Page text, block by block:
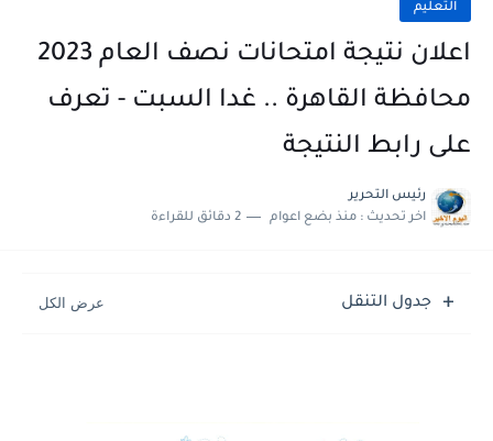
التعليم
اعلان نتيجة امتحانات نصف العام 2023
محافظة القاهرة .. غدا السبت - تعرف
على رابط النتيجة
رئيس التحرير
اخر تحديث : منذ بضع اعوام 2 دقائق للقراءة
جدول التنقل